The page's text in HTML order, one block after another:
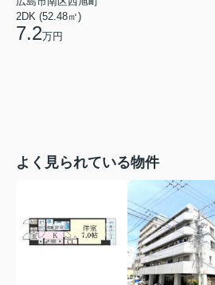
2DK (52.48㎡)
7.2万円
よく見られている物件